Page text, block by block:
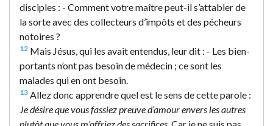
disciples : - Comment votre maître peut-il s’attabler de
la sorte avec des collecteurs d’impôts et des pécheurs
notoires ?
12 Mais Jésus, qui les avait entendus, leur dit : - Les bien-
portants n’ont pas besoin de médecin ; ce sont les
malades qui en ont besoin.
13 Allez donc apprendre quel est le sens de cette parole :
Je désire que vous fassiez preuve d’amour envers les autres
plutôt que vous m’offriez des sacrifices . Car je ne suis pas